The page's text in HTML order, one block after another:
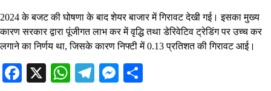
2024 के बजट की घोषणा के बाद शेयर बाजार में गिरावट देखी गई। इसका मुख्य
कारण सरकार द्वारा पूंजीगत लाभ कर में वृद्धि तथा डेरिवेटिव ट्रेडिंग पर उच्च कर
लगाने का निर्णय था, जिसके कारण निफ्टी में 0.13 प्रतिशत की गिरावट आई।
Facebook
X WhatsApp
Telegram
Messenger